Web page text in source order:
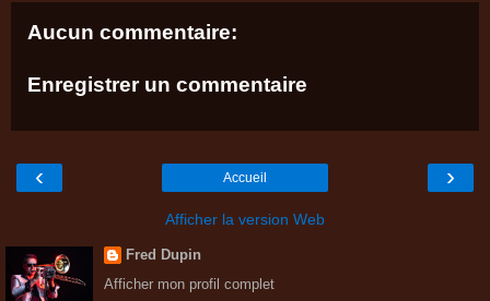
Aucun commentaire:
Enregistrer un commentaire
‹ ›
Accueil
Afficher la version Web
Fred Dupin
Afficher mon profil complet